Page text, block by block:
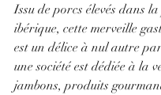
Issu de porcs élevés dans
ibérique, cette merveille
est un délice à nul autre
une société est dédiée à la
jambons, produits